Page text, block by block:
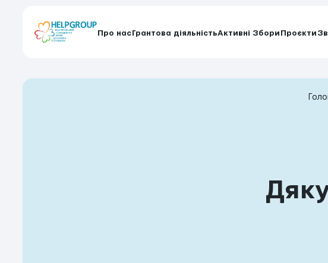
Про нас Грантова діяльністьАктивні Збори Проєкти